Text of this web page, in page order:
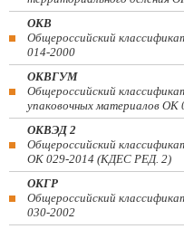
ОКВ
Общероссийский
014-2000
ОКВГУМ
Общероссийский
упаковочных материалов ОК
ОКВЭД 2
Общероссийский
ОК 029-2014 (КДЕС РЕД. 2)
ОКГР
Общероссийский
030-2002